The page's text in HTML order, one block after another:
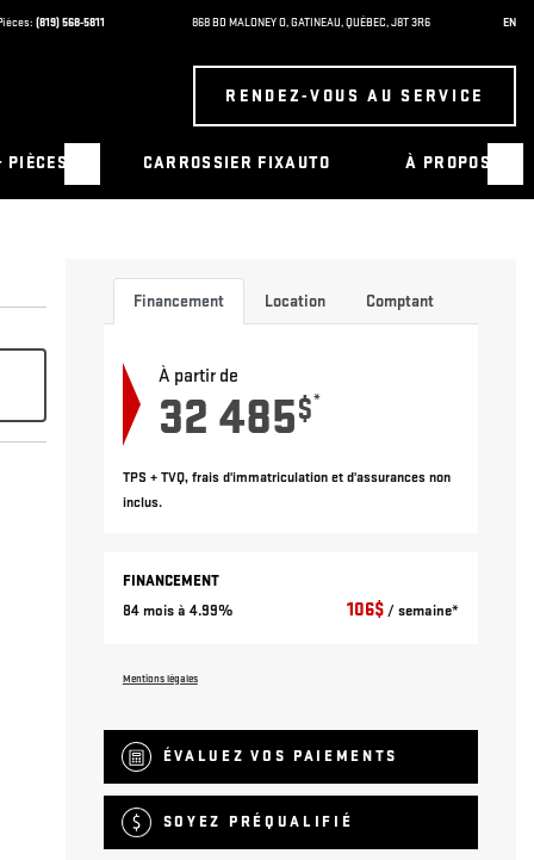
(819) 568-5811 868 BD MALONEY O,GATINEAU,QUÉBEC,J8T 3R6 EN
RENDEZ-VOUS AU SERVICE
PIÈCES CARROSSIER FIXAUTO À PROPOS
Financement Location Comptant
À partir de
32 485$*
TPS + TVQ, frais d'immatriculation et d'assurances non
inclus.
FINANCEMENT
84 mois à 4.99%
106$/ semaine*
Mentions légales
ÉVALUEZ VOS PAIEMENTS
SOYEZ PRÉQUALIFIÉ